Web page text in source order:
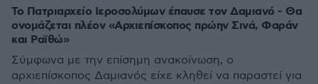
Το Πατριαρχείο Ιεροσολύμων έπαυσε τον Δαμιανό - Θα
ονομάζεται πλέον «Αρχιεπίσκοπος πρώην Σινά, Φαράν
και Ραϊθώ»
Σύμφωνα με την επίσημη ανακοίνωση, ο
αρχιεπίσκοπος Δαμιανός είχε κληθεί να παραστεί για